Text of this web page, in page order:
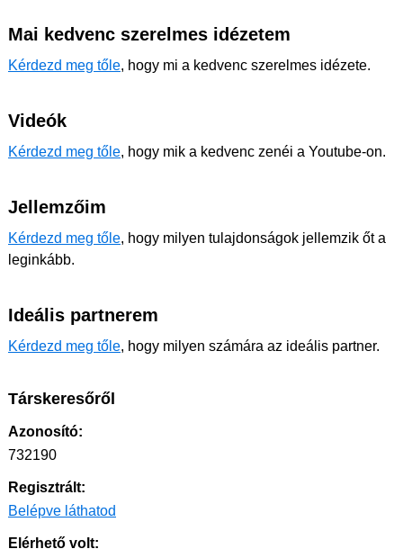
Mai kedvenc szerelmes idézetem
Kérdezd meg tőle, hogy mi a kedvenc szerelmes idézete.
Videók
Kérdezd meg tőle, hogy mik a kedvenc zenéi a Youtube-on.
Jellemzőim
Kérdezd meg tőle, hogy milyen tulajdonságok jellemzik őt a
leginkább.
Ideális partnerem
Kérdezd meg tőle, hogy milyen számára az ideális partner.
Társkeresőről
Azonosító:
732190
Regisztrált:
Belépve láthatod
Elérhető volt: